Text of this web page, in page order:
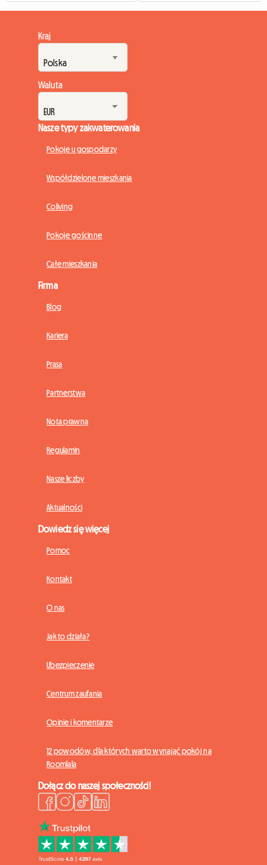
Kraj
Waluta
Nasze typy zakwaterowania
Pokoje u gospodarzy
Współdzielone mieszkania
Coliving
Pokoje gościnne
Całe mieszkania
Firma
Blog
Kariera
Prasa
Partnerstwa
Nota prawna
Regulamin
Nasze liczby
Aktualności
Dowiedz się więcej
Pomoc
Kontakt
O nas
Jak to działa?
Ubezpieczenie
Centrum zaufania
Opinie i komentarze
12 powodów, dla których warto wynająć pokój na
Roomlala
Dołącz do naszej społeczności!